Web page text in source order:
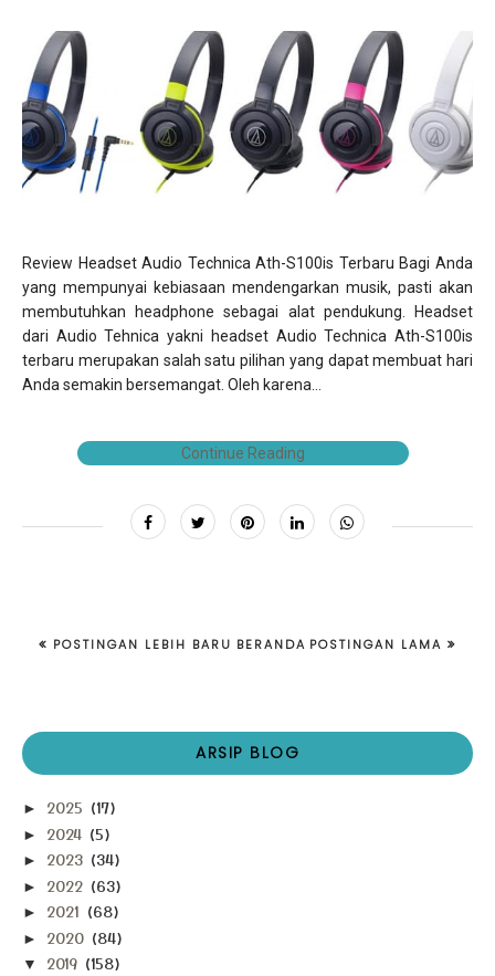
Review Headset Audio Technica Ath-S100is Terbaru Bagi Anda
yang mempunyai kebiasaan mendengarkan musik, pasti akan
membutuhkan headphone sebagai alat pendukung. Headset
dari Audio Tehnica yakni headset Audio Technica Ath-S100is
terbaru merupakan salah satu pilihan yang dapat membuat hari
Anda semakin bersemangat. Oleh karena...
Continue Reading
POSTINGAN LEBIH BARU POSTINGAN LAMA
BERANDA
ARSIP BLOG
► 2025 (17)
► 2024 (5)
► 2023 (34)
► 2022 (63)
► 2021 (68)
► 2020 (84)
▼ 2019 (158)